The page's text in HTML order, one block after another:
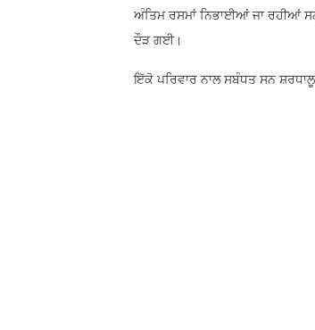
ਅੰਤਿਮ ਰਸਮਾਂ ਨਿਭਾਈਆਂ ਜਾ ਰਹੀਆਂ
ਦੌੜ ਗਈ।
ਇੱਕੋ ਪਰਿਵਾਰ ਨਾਲ ਸਬੰਧਤ ਸਨ ਸ਼ਰਧਾਲੂ